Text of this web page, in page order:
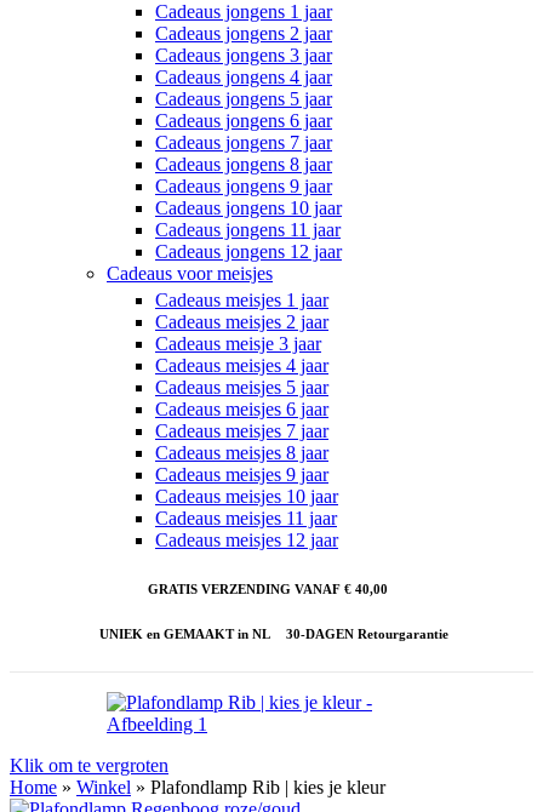
Cadeaus jongens 1 jaar
Cadeaus jongens 2 jaar
Cadeaus jongens 3 jaar
Cadeaus jongens 4 jaar
Cadeaus jongens 5 jaar
Cadeaus jongens 6 jaar
Cadeaus jongens 7 jaar
Cadeaus jongens 8 jaar
Cadeaus jongens 9 jaar
Cadeaus jongens 10 jaar
Cadeaus jongens 11 jaar
Cadeaus jongens 12 jaar
Cadeaus voor meisjes
Cadeaus meisjes 1 jaar
Cadeaus meisjes 2 jaar
Cadeaus meisje 3 jaar
Cadeaus meisjes 4 jaar
Cadeaus meisjes 5 jaar
Cadeaus meisjes 6 jaar
Cadeaus meisjes 7 jaar
Cadeaus meisjes 8 jaar
Cadeaus meisjes 9 jaar
Cadeaus meisjes 10 jaar
Cadeaus meisjes 11 jaar
Cadeaus meisjes 12 jaar
GRATIS VERZENDING VANAF € 40,00
UNIEK en GEMAAKT in NL 30-DAGEN Retourgarantie
Klik om te vergroten
Home » Winkel » Plafondlamp Rib | kies je kleur